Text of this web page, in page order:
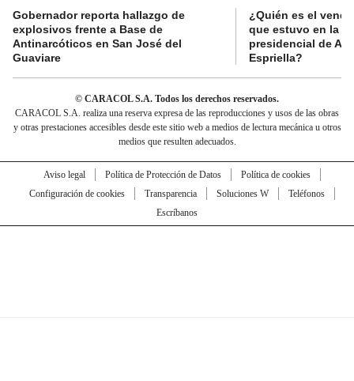
Gobernador reporta hallazgo de
explosivos frente a Base de
Antinarcóticos en San José del
Guaviare
¿Quién es el
que estuvo en la
presidencial de
Espriella?
© CARACOL S.A. Todos los derechos reservados.
CARACOL S.A. realiza una reserva expresa de las reproducciones y usos de las obras
y otras prestaciones accesibles desde este sitio web a medios de lectura mecánica u otros
medios que resulten adecuados.
Aviso legal Política de Protección de Datos
Política de cookies
Configuración de cookies
Transparencia Soluciones W
Teléfonos
Escríbanos